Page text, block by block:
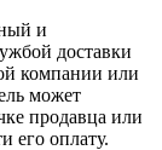
и
доставки
компании или
может
продавца или
его оплату.